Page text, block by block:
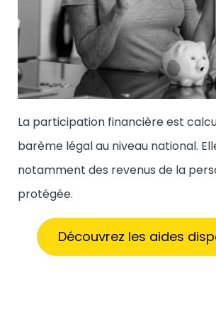
La participation financière est
barème légal au niveau national.
notamment des revenus de la
protégée.
Découvrez les aides